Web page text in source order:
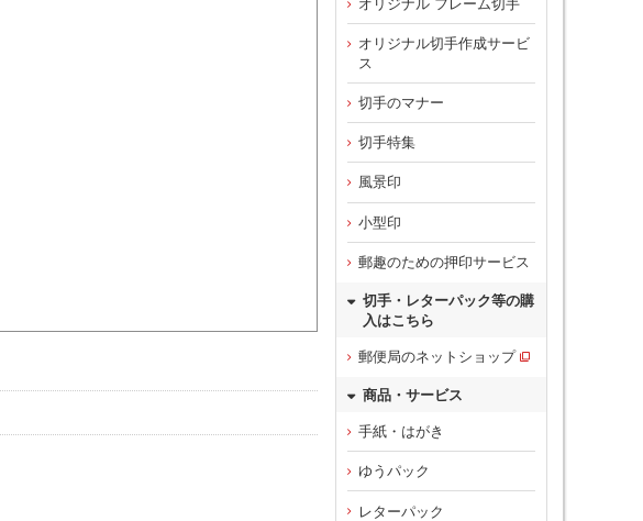
オリジナル フレーム切手
オリジナル切手作成サービ
ス
切手のマナー
切手特集
風景印
小型印
郵趣のための押印サービス
切手・レターパック等の購
入はこちら
郵便局のネットショップ
商品・サービス
手紙・はがき
ゆうパック
レターパック